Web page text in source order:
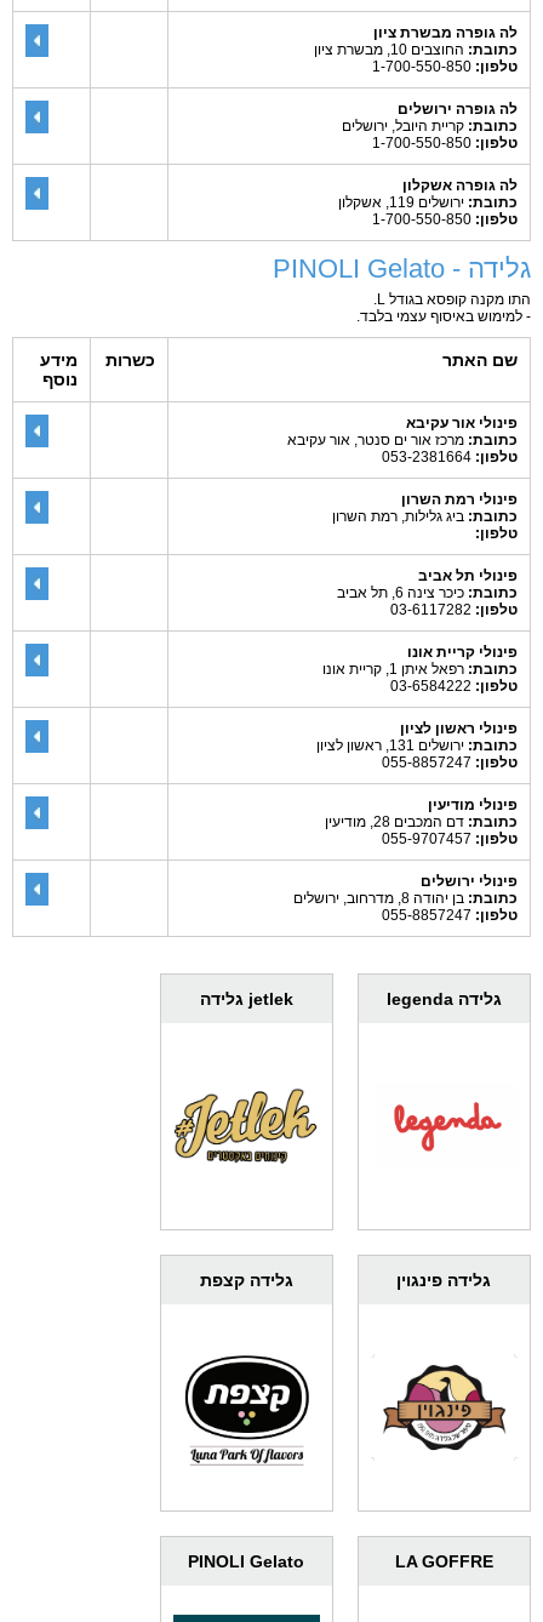
לה גופרה מבשרת ציון
כתובת: החוצבים 10, מבשרת ציון
טלפון:
לה גופרה ירושלים
כתובת: קריית היובל, ירושלים
טלפון:
לה גופרה אשקלון
כתובת: ירושלים 119, אשקלון
טלפון:
גלידה - PINOLI Gelato
התו מקנה קופסא בגודל L.
- למימוש באיסוף עצמי בלבד.
שם האתר כשרות
מידע
נוסף
פינולי אור עקיבא
כתובת: מרכז אור ים סנטר, אור עקיבא
טלפון:
פינולי רמת השרון
כתובת: ביג גלילות, רמת השרון
טלפון:
פינולי תל אביב
כתובת: כיכר צינה 6, תל אביב
טלפון:
פינולי קריית אונו
כתובת: רפאל איתן 1, קריית אונו
טלפון:
פינולי ראשון לציון
כתובת: ירושלים 131, ראשון לציון
טלפון:
פינולי מודיעין
כתובת: דם המכבים 28, מודיעין
טלפון:
פינולי ירושלים
כתובת: בן יהודה 8, מדרחוב, ירושלים
טלפון:
גלידה legenda jetlek גלידה
גלידה פינגוין גלידה קצפת
LA GOFFRE
PINOLI Gelato